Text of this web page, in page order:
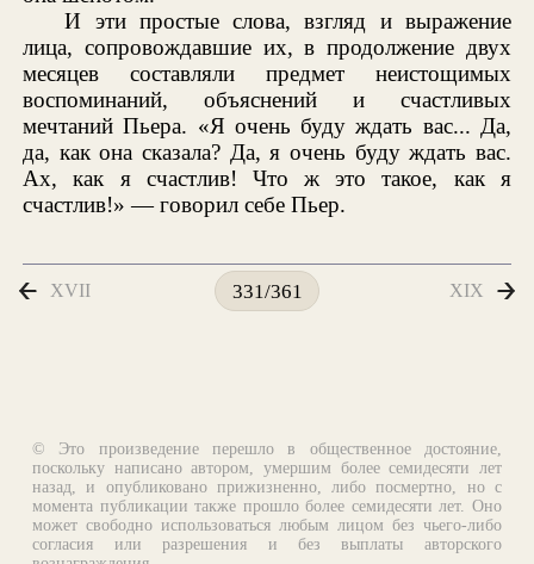
И эти простые слова, взгляд и выражение
лица, сопровождавшие их, в продолжение двух
месяцев составляли предмет неистощимых
воспоминаний, объяснений и счастливых
мечтаний Пьера. «Я очень буду ждать вас... Да,
да, как она сказала? Да, я очень буду ждать вас.
Ах, как я счастлив! Что ж это такое, как я
счастлив!» — говорил себе Пьер.
XVII 331/361 XIX
© Это произведение перешло в общественное достояние,
поскольку написано автором, умершим более семидесяти лет
назад, и опубликовано прижизненно, либо посмертно, но с
момента публикации также прошло более семидесяти лет. Оно
может свободно использоваться любым лицом без чьего-либо
согласия или разрешения и без выплаты авторского